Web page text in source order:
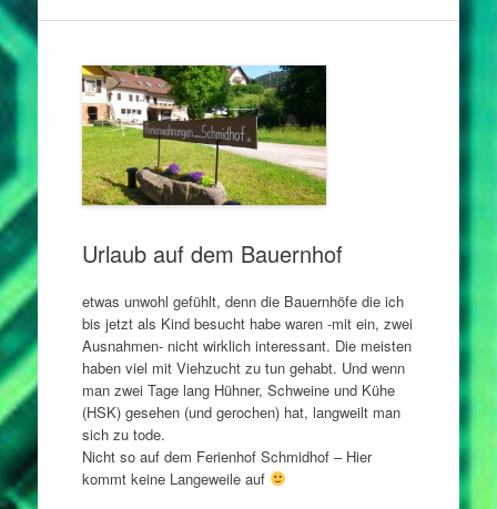
Urlaub auf dem Bauernhof
etwas unwohl gefühlt, denn die Bauernhöfe die ich
bis jetzt als Kind besucht habe waren -mit ein, zwei
Ausnahmen- nicht wirklich interessant. Die meisten
haben viel mit Viehzucht zu tun gehabt. Und wenn
man zwei Tage lang Hühner, Schweine und Kühe
(HSK) gesehen (und gerochen) hat, langweilt man
sich zu tode.
Nicht so auf dem Ferienhof Schmidhof – Hier
kommt keine Langeweile auf